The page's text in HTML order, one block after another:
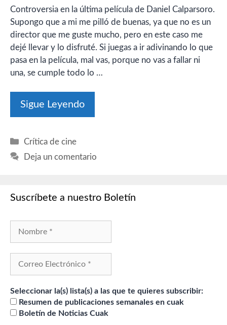
Controversia en la última película de Daniel Calparsoro.
Supongo que a mi me pilló de buenas, ya que no es un
director que me guste mucho, pero en este caso me
dejé llevar y lo disfruté. Si juegas a ir adivinando lo que
pasa en la película, mal vas, porque no vas a fallar ni
una, se cumple todo lo …
Sigue Leyendo
Categorías
Crítica de cine
Deja un comentario
Suscríbete a nuestro Boletín
Seleccionar la(s) lista(s) a las que te quieres subscribir:
Resumen de publicaciones semanales en cuak
Boletín de Noticias Cuak